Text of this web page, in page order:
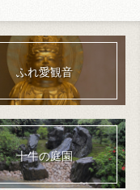
ふれ愛観音
十牛の庭園